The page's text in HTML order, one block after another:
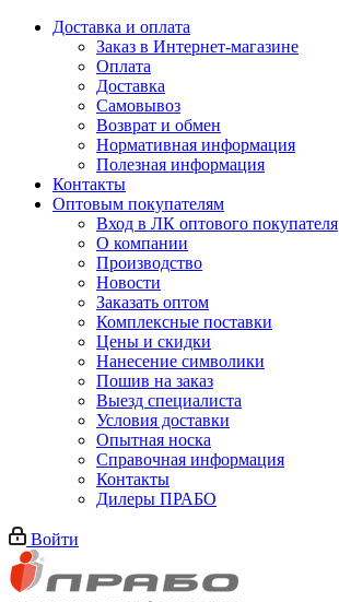
Доставка и оплата
Заказ в Интернет-магазине
Оплата
Доставка
Самовывоз
Возврат и обмен
Нормативная информация
Полезная информация
Контакты
Оптовым покупателям
Вход в ЛК оптового покупателя
О компании
Производство
Новости
Заказать оптом
Комплексные поставки
Цены и скидки
Нанесение символики
Пошив на заказ
Выезд специалиста
Условия доставки
Опытная носка
Справочная информация
Контакты
Дилеры ПРАБО
Войти